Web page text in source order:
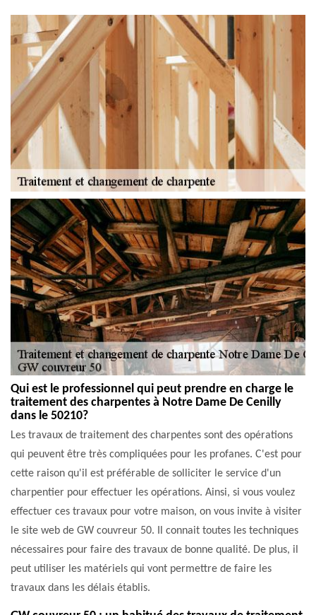
Qui est le professionnel qui peut prendre en charge le
traitement des charpentes à Notre Dame De Cenilly
dans le 50210?
Les travaux de traitement des charpentes sont des opérations
qui peuvent être très compliquées pour les profanes. C'est pour
cette raison qu'il est préférable de solliciter le service d'un
charpentier pour effectuer les opérations. Ainsi, si vous voulez
effectuer ces travaux pour votre maison, on vous invite à visiter
le site web de GW couvreur 50. Il connait toutes les techniques
nécessaires pour faire des travaux de bonne qualité. De plus, il
peut utiliser les matériels qui vont permettre de faire les
travaux dans les délais établis.